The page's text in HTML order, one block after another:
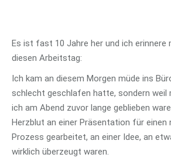
Es ist fast 10 Jahre her und ich erinnere
diesen Arbeitstag:
Ich kam an diesem Morgen müde ins
schlecht geschlafen hatte, sondern weil
ich am Abend zuvor lange geblieben
Herzblut an einer Präsentation für einen
Prozess gearbeitet, an einer Idee, an
wirklich überzeugt waren.